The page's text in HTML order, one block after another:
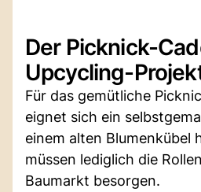
Der Picknick-
Upcycling-
Für das gemütliche
eignet sich ein
einem alten Blumenkübel
müssen lediglich die
Baumarkt besorgen.